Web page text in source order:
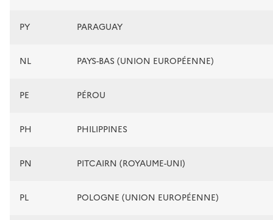
PY PARAGUAY
NL PAYS-BAS (UNION EUROPÉENNE)
PE PÉROU
PH PHILIPPINES
PN PITCAIRN (ROYAUME-UNI)
PL POLOGNE (UNION EUROPÉENNE)